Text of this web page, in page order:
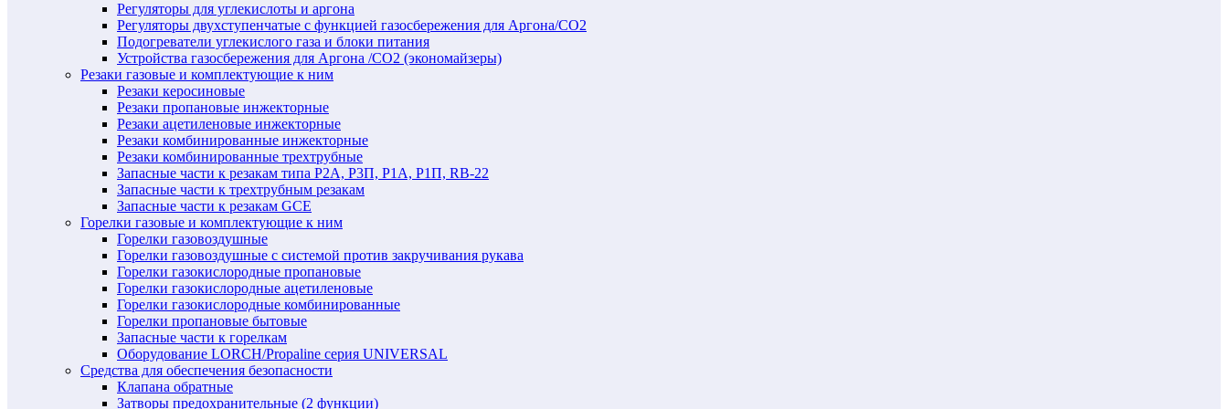
Регуляторы для углекислоты и аргона
Регуляторы двухступенчатые c функцией газосбережения для Аргона/СО2
Подогреватели углекислого газа и блоки питания
Устройства газосбережения для Аргона /СО2 (экономайзеры)
Резаки газовые и комплектующие к ним
Резаки керосиновые
Резаки пропановые инжекторные
Резаки ацетиленовые инжекторные
Резаки комбинированные инжекторные
Резаки комбинированные трехтрубные
Запасные части к резакам типа Р2А, Р3П, Р1А, Р1П, RB-22
Запасные части к трехтрубным резакам
Запасные части к резакам GCE
Горелки газовые и комплектующие к ним
Горелки газовоздушные
Горелки газовоздушные с системой против закручивания рукава
Горелки газокислородные пропановые
Горелки газокислородные ацетиленовые
Горелки газокислородные комбинированные
Горелки пропановые бытовые
Запасные части к горелкам
Оборудование LORCH/Propaline серия UNIVERSAL
Средства для обеспечения безопасности
Клапана обратные
Затворы предохранительные (2 функции)